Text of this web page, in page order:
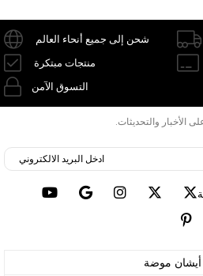
شحن إلى جميع أنحاء العالم
منتجات مبتكرة
التسوق الآمن
الأخبار والتحديثات.
أيشان موضة